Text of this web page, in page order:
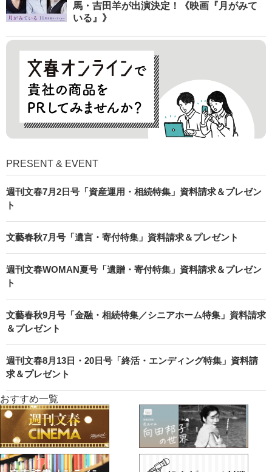
馬・吉田羊が出演決定！《映画『月がみて
いる』》
PRESENT & EVENT
週刊文春7月2日号「資産運用・相続特集」資料請求＆プレゼン
ト
文藝春秋7月号「遺言・寄付特集」資料請求＆プレゼント
週刊文春WOMAN夏号「遺贈・寄付特集」資料請求＆プレゼン
ト
文藝春秋9月号「金融・相続特集／シニアホーム特集」資料請求
＆プレゼント
週刊文春8月13日・20日号「終活・エンディング特集」資料請
求＆プレゼント
おすすめ一覧